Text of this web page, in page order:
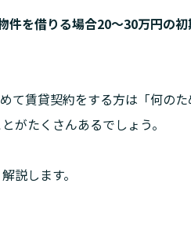
件を借りる場合20〜30万円の
て賃貸契約をする方は「何の
がたくさんあるでしょう。
説します。